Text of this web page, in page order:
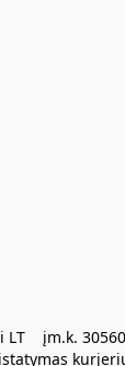
LT    įm.k.